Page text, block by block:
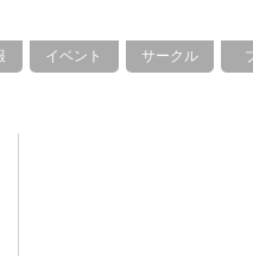
イベント サークル